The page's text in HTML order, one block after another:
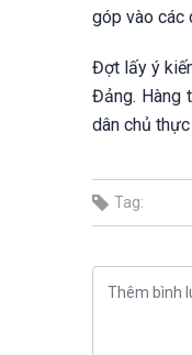
góp vào các
Đợt lấy ý
Đảng. Hàng
dân chủ
Tag: